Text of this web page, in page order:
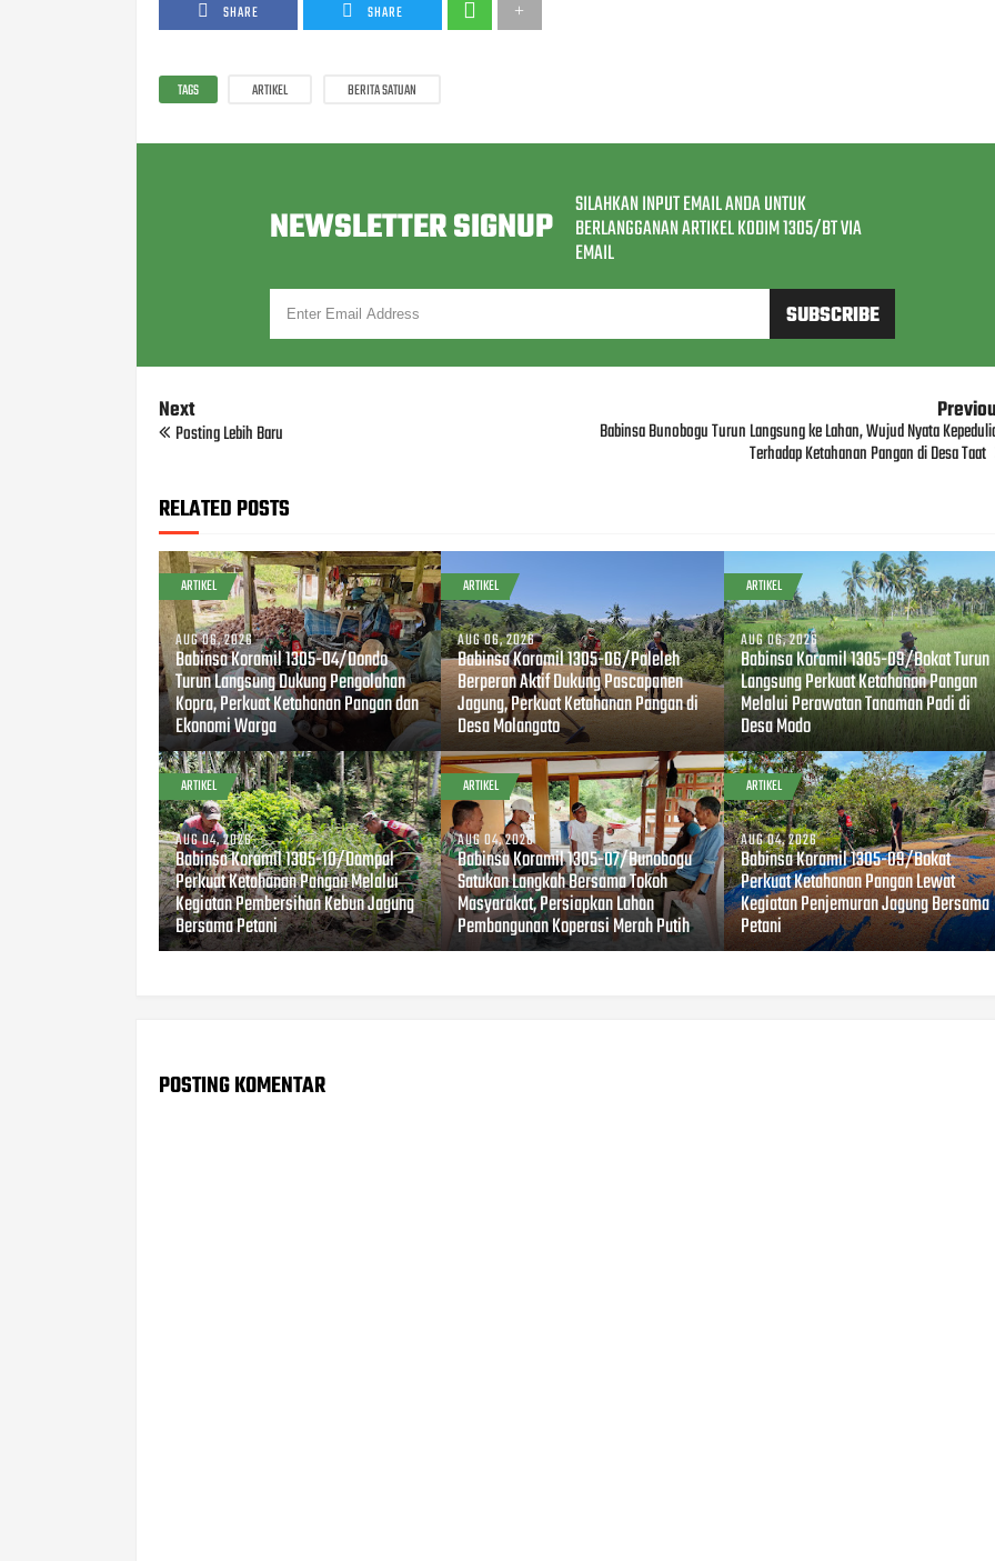
SHARE SHARE
TAGS ARTIKEL BERITA SATUAN
NEWSLETTER SIGNUP SILAHKAN INPUT EMAIL ANDA UNTUK
BERLANGGANAN ARTIKEL KODIM 1305/BT VIA
EMAIL
Next
Posting Lebih Baru Babinsa Bunobogu Turun Langsung ke Lahan, Wujud Nyata
Terhadap Ketahanan Pangan di Desa Taat
RELATED POSTS
ARTIKEL
AUG 06, 2026
Babinsa Koramil 1305-04/Dondo
Turun Langsung Dukung Pengolahan
Kopra, Perkuat Ketahanan Pangan dan
Ekonomi Warga
ARTIKEL
AUG 06, 2026
Babinsa Koramil 1305-06/Paleleh
Berperan Aktif Dukung Pascapanen
Jagung, Perkuat Ketahanan Pangan di
Desa Molangato
ARTIKEL
AUG 06, 2026
Babinsa Koramil 1305-09/Bokat Turun
Langsung Perkuat Ketahanan Pangan
Melalui Perawatan Tanaman Padi di
Desa Modo
ARTIKEL
AUG 04, 2026
Babinsa Koramil 1305-10/Dampal
Perkuat Ketahanan Pangan Melalui
Kegiatan Pembersihan Kebun Jagung
Bersama Petani
ARTIKEL
AUG 04, 2026
Babinsa Koramil 1305-07/Bunobogu
Satukan Langkah Bersama Tokoh
Masyarakat, Persiapkan Lahan
Pembangunan Koperasi Merah Putih
ARTIKEL
AUG 04, 2026
Babinsa Koramil 1305-09/Bokat
Perkuat Ketahanan Pangan Lewat
Kegiatan Penjemuran Jagung Bersama
Petani
POSTING KOMENTAR